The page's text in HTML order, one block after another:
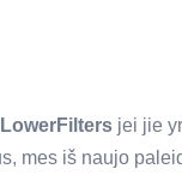
LowerFilters jei jie
mes iš naujo